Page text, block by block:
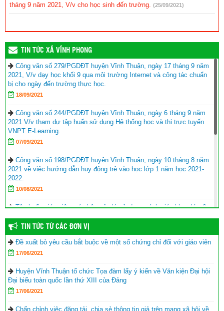
tháng 9 năm 2021, V/v cho học sinh đến trường.
(25/09/2021)
TIN TỨC XÃ VĨNH PHONG
Công văn số 279/PGDĐT huyện Vĩnh Thuận, ngày 17 tháng 9 năm
2021, V/v dạy học khối 9 qua môi trường Internet và công tác chuẩn
bị cho ngày đến trường thực học.
18/09/2021
Công văn số 244/PGDĐT huyện Vĩnh Thuận, ngày 6 tháng 9 năm
2021 V/v tham dự tập huấn sử dụng Hệ thống học và thi trực tuyến
VNPT E-Learning.
07/09/2021
Công văn số 198/PGDĐT huyện Vĩnh Thuận, ngày 10 tháng 8 năm
2021 về việc hướng dẫn huy động trẻ vào học lớp 1 năm học 2021-
2022.
10/08/2021
Tập huấn giáo viên, cán bộ quản lý sử dụng sách giáo khoa lớp 6
17/06/2021
Hội Khuyến học huyện Vĩnh Thuận trao tặng nhà khuyến học cho
học sinh nghèo xã Phong Đông
Agribank chi nhánh huyện Vĩnh Thuận Kiên Giang II trao tập cho 22
trường nhân lễ khai giảng năm học mới 2023-2024
huyện Vĩnh Thuận
(05/09/2023)
TIN TỨC TỪ CÁC ĐƠN VỊ
Đề xuất bỏ yêu cầu bắt buộc về một số chứng chỉ đối với giáo viên
17/06/2021
Huyện Vĩnh Thuận tổ chức Tọa đàm lấy ý kiến về Văn kiện Đại hội
Đại biểu toàn quốc lần thứ XIII của Đảng
17/06/2021
Chấn chỉnh việc đăng tải, chia sẻ thông tin giả trên mạng xã hội về